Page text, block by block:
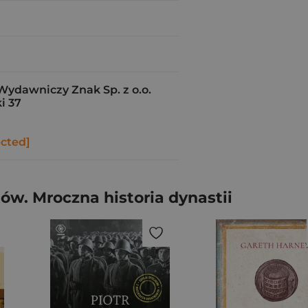
Znak Sp. z o.o.
37
Mroczna historia dynastii